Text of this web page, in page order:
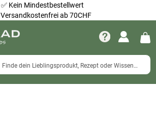
✅ Kein Mindestbestellwert
Versandkostenfrei ab 70CHF